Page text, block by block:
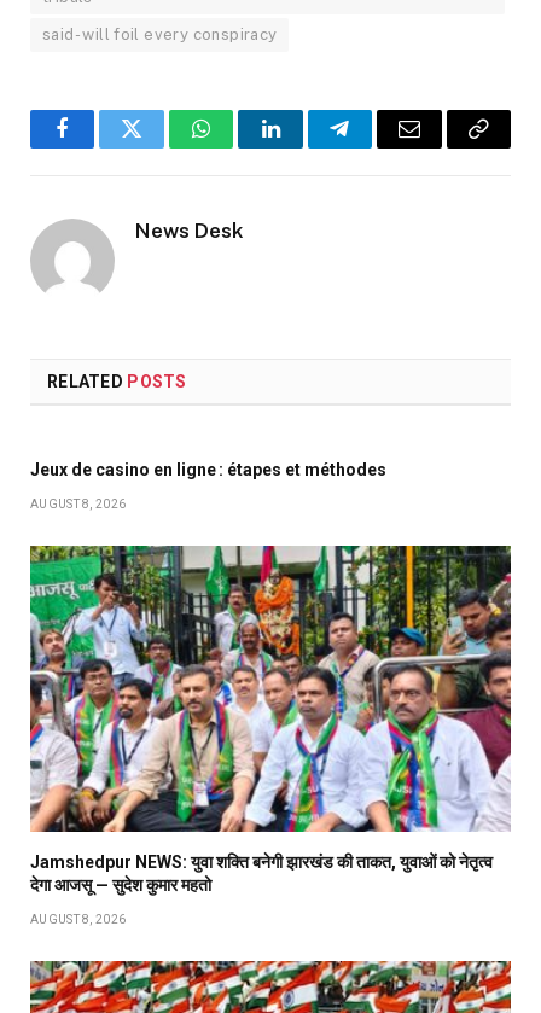
said- will foil every conspiracy
FacebookTwitter WhatsAppLinkedInTelegramEmail
Copy
News Desk
RELATED POSTS
Jeux de casino en ligne : étapes et méthodes
AUGUST 8, 2026
Jamshedpur NEWS: युवा शक्ति बनेगी झारखंड की ताकत, युवाओं को नेतृत्व
देगा आजसू — सुदेश कुमार महतो
AUGUST 8, 2026